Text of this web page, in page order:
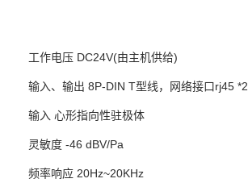
工作电压 DC24V(由主机供给)
输入、输出 8P-DIN T型线，网络接口rj45 *2
输入 心形指向性驻极体
灵敏度 -46 dBV/Pa
频率响应 20Hz~20KHz